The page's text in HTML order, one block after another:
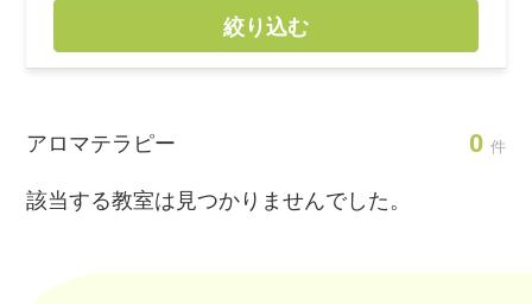
絞り込む
アロマテラピー 0 件
該当する教室は見つかりませんでした。